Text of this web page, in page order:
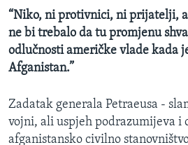
“Niko, ni protivnici, ni prijatelji,
ne bi trebalo da tu promjenu
odlučnosti američke vlade kada
Afganistan.”
Zadatak generala Petraeusa -
vojni, ali uspjeh podrazumijeva i
afganistansko civilno